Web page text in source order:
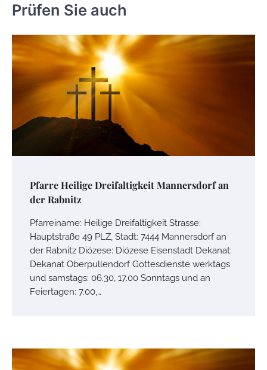
Prüfen Sie auch
Pfarre Heilige Dreifaltigkeit Mannersdorf an
der Rabnitz
Pfarreiname: Heilige Dreifaltigkeit Strasse:
Hauptstraße 49 PLZ, Stadt: 7444 Mannersdorf an
der Rabnitz Diözese: Diözese Eisenstadt Dekanat:
Dekanat Oberpullendorf Gottesdienste werktags
und samstags: 06.30, 17.00 Sonntags und an
Feiertagen: 7.00,…